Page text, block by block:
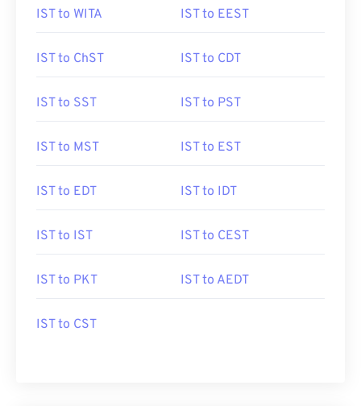
IST to WITA IST to EEST
IST to ChST IST to CDT
IST to SST IST to PST
IST to MST IST to EST
IST to EDT IST to IDT
IST to IST IST to CEST
IST to PKT IST to AEDT
IST to CST